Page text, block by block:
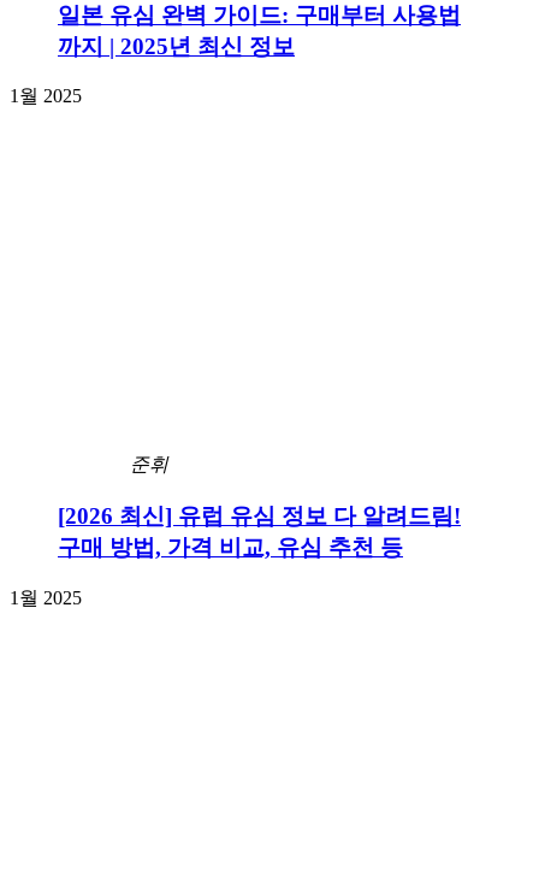
일본 유심 완벽 가이드: 구매부터 사용법
까지 | 2025년 최신 정보
1월 2025
준휘
[2026 최신] 유럽 유심 정보 다 알려드림!
구매 방법, 가격 비교, 유심 추천 등
1월 2025